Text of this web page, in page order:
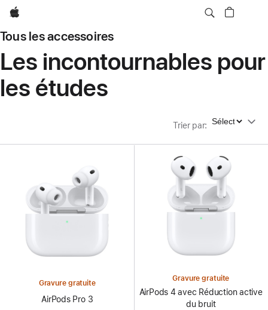
Apple
Tous les accessoires
Les incontournables pour
les études
Trier par: Trier par
Gravure gratuite
AirPods Pro 3
Gravure gratuite
AirPods 4 avec Réduction active
du bruit